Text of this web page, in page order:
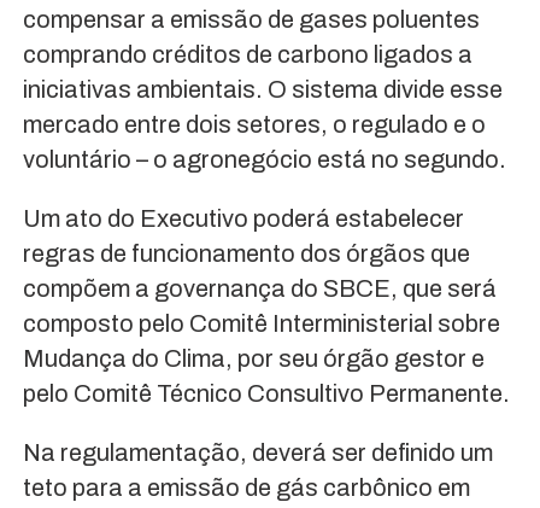
compensar a emissão de gases poluentes
comprando créditos de carbono ligados a
iniciativas ambientais. O sistema divide esse
mercado entre dois setores, o regulado e o
voluntário – o agronegócio está no segundo.
Um ato do Executivo poderá estabelecer
regras de funcionamento dos órgãos que
compõem a governança do SBCE, que será
composto pelo Comitê Interministerial sobre
Mudança do Clima, por seu órgão gestor e
pelo Comitê Técnico Consultivo Permanente.
Na regulamentação, deverá ser definido um
teto para a emissão de gás carbônico em